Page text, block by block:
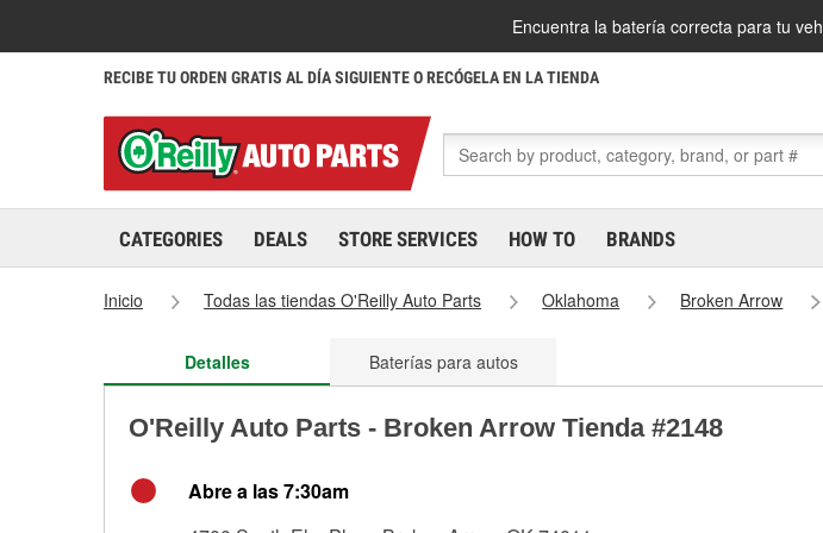
Encuentra la batería correcta para tu
RECIBE TU ORDEN GRATIS AL DÍA SIGUIENTE O RECÓGELA EN LA TIENDA
CATEGORIES DEALS STORE SERVICES HOW TO BRANDS
Inicio Todas las tiendas O'Reilly Auto Parts Oklahoma Broken Arrow
Detalles Baterías para autos
O'Reilly Auto Parts - Broken Arrow Tienda #2148
Abre a las 7:30am